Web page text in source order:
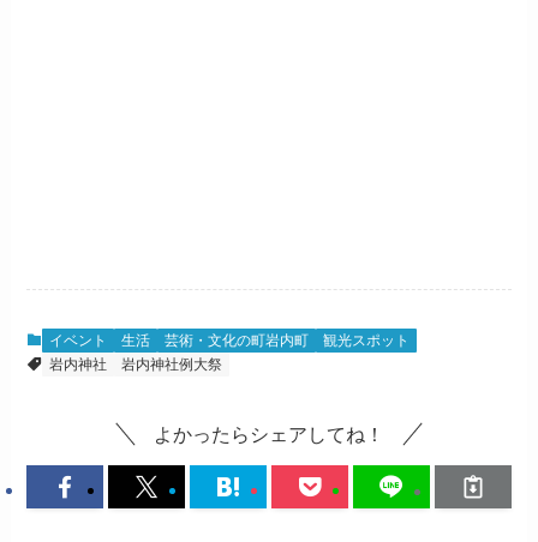
イベント 生活 芸術・文化の町岩内町
観光スポット
岩内神社
岩内神社例大祭
よかったらシェアしてね！